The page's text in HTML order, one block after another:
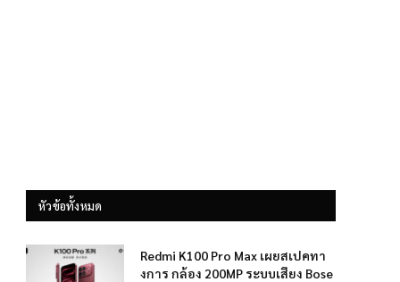
หัวข้อทั้งหมด
Redmi K100 Pro Max เผยสเปคทา
งการ กล้อง 200MP ระบบเสียง Bose